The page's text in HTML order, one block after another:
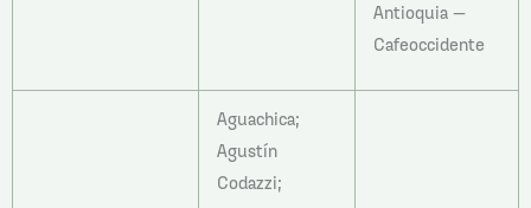
Antioquia –
Cafeoccidente
Aguachica;
Agustín
Codazzi;